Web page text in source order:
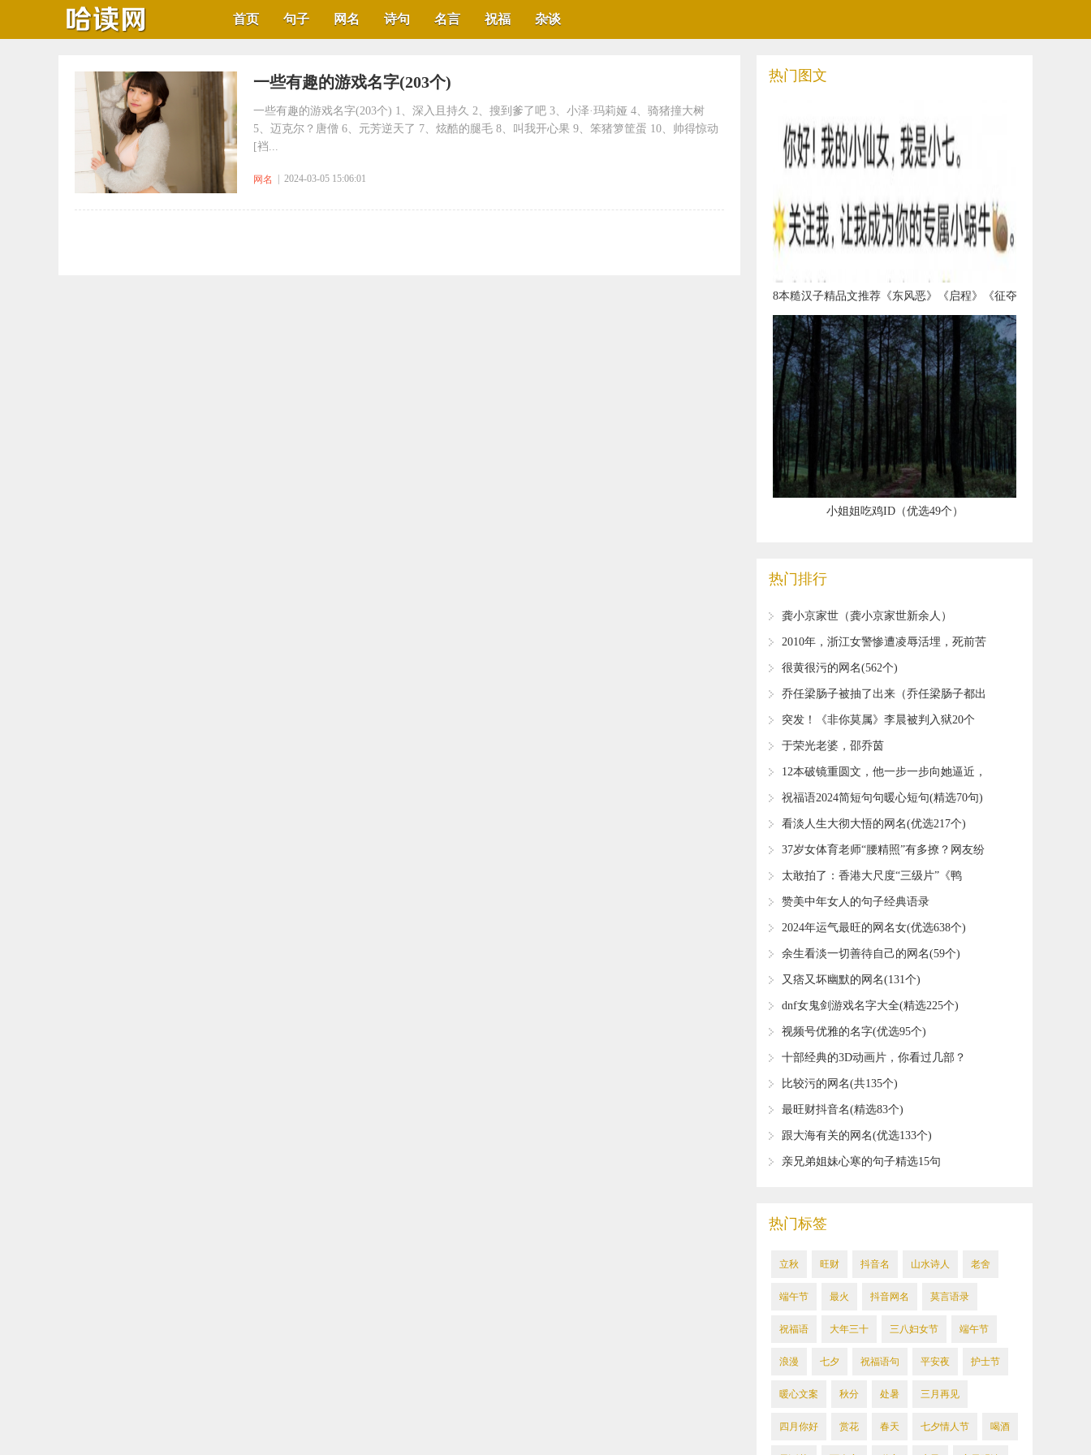
首页 句子 网名 诗句 名言 祝福 杂谈
​一些有趣的游戏名字(203个)
一些有趣的游戏名字(203个) 1、深入且持久 2、搜到爹了吧 3、小泽·玛莉娅 4、骑猪撞大树
5、迈克尔？唐僧 6、元芳逆天了 7、炫酷的腿毛 8、叫我开心果 9、笨猪箩筐蛋 10、帅得惊动
[裆...
网名 | 2024-03-05 15:06:01
热门图文
​8本糙汉子精品文推荐《东风恶》《启程》《征夺
战》《觅路》
​小姐姐吃鸡ID（优选49个）
热门排行
​龚小京家世（龚小京家世新余人）
​2010年，浙江女警惨遭凌辱活埋，死前苦
苦哀求：孩子不能没有妈妈
​很黄很污的网名(562个)
​乔任梁肠子被抽了出来（乔任梁肠子都出
来）
​突发！《非你莫属》李晨被判入狱20个
月，虚构人设被揭穿愤而报复
​于荣光老婆，邵乔茵
​12本破镜重圆文，他一步一步向她逼近，
你这回打算跑到哪儿去！
​祝福语2024简短句句暖心短句(精选70句)
​看淡人生大彻大悟的网名(优选217个)
​37岁女体育老师“腰精照”有多撩？网友纷
纷喊着：我要去上体育课
​太敢拍了：香港大尺度“三级片”《鸭
王》，曾轰动一时，是否看过
​赞美中年女人的句子经典语录
​2024年运气最旺的网名女(优选638个)
​余生看淡一切善待自己的网名(59个)
​又痞又坏幽默的网名(131个)
​dnf女鬼剑游戏名字大全(精选225个)
​视频号优雅的名字(优选95个)
​十部经典的3D动画片，你看过几部？
​比较污的网名(共135个)
最旺财抖音名(精选83个)
​跟大海有关的网名(优选133个)
​亲兄弟姐妹心寒的句子精选15句
热门标签
立秋 旺财 抖音名 山水诗人 老舍
​端午节 ​最火 抖音网名 莫言语录
祝福语 ​大年三十 ​三八妇女节 端午节
​浪漫 七夕 祝福语句 平安夜 ​护士节
暖心文案 ​秋分 ​处暑 三月再见
四月你好 赏花 春天 七夕情人节 喝酒